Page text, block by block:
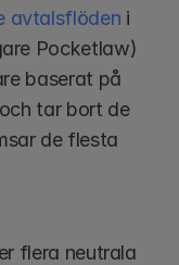
avtalsflöden i
Pocketlaw)
baserat på
tar bort de
de flesta
flera neutrala